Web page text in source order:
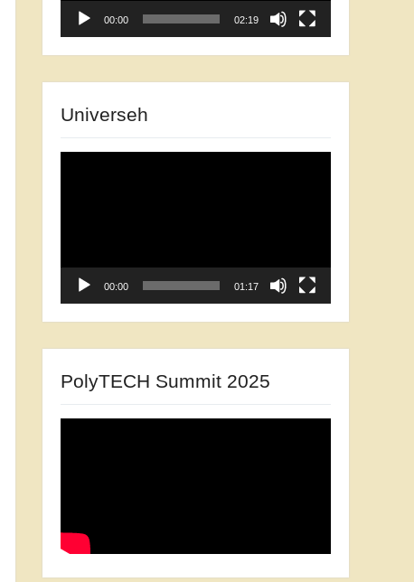
00:00 02:19
Universeh
00:00 01:17
PolyTECH Summit 2025